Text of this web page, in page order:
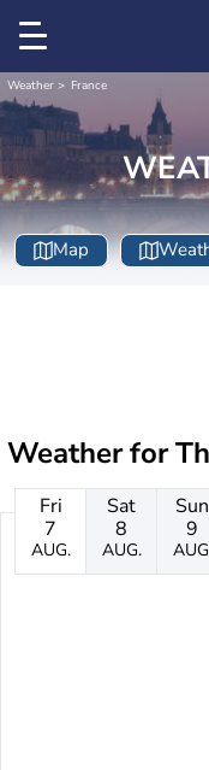
Weather France
Map
Weather for
Fri
7
AUG.
Sat
8
AUG.
Sun
9